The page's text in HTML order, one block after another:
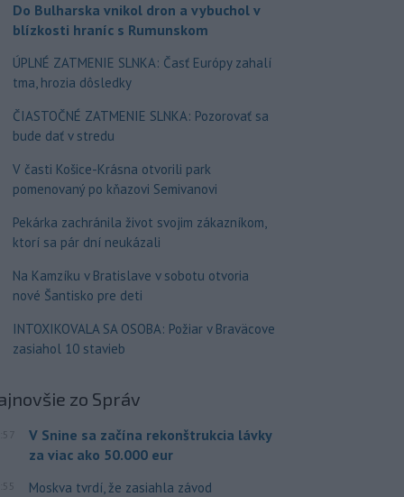
Do Bulharska vnikol dron a vybuchol v
blízkosti hraníc s Rumunskom
ÚPLNÉ ZATMENIE SLNKA: Časť Európy zahalí
tma, hrozia dôsledky
ČIASTOČNÉ ZATMENIE SLNKA: Pozorovať sa
bude dať v stredu
V časti Košice-Krásna otvorili park
pomenovaný po kňazovi Semivanovi
Pekárka zachránila život svojim zákazníkom,
ktorí sa pár dní neukázali
Na Kamzíku v Bratislave v sobotu otvoria
nové Šantisko pre deti
INTOXIKOVALA SA OSOBA: Požiar v Braväcove
zasiahol 10 stavieb
zo Správ
V Snine sa začína rekonštrukcia lávky
za viac ako 50.000 eur
Moskva tvrdí, že zasiahla závod